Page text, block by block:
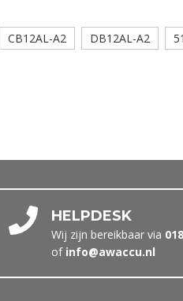
CB12AL-A2 DB12AL-A2
HELPDESK
Wij zijn bereikbaar via
of info@awaccu.nl